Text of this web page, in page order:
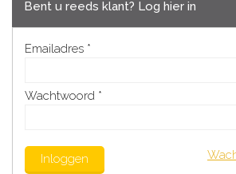
Bent u reeds klant? Log hier in
Emailadres
Wachtwoord
Inloggen